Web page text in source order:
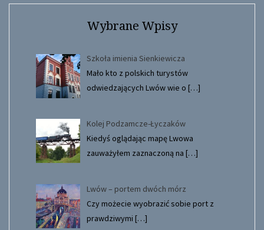
Wybrane Wpisy
Szkoła imienia Sienkiewicza
Mało kto z polskich turystów
odwiedzających Lwów wie o […]
Kolej Podzamcze-Łyczaków
Kiedyś oglądając mapę Lwowa
zauważyłem zaznaczoną na […]
Lwów – portem dwóch mórz
Czy możecie wyobrazić sobie port z
prawdziwymi […]